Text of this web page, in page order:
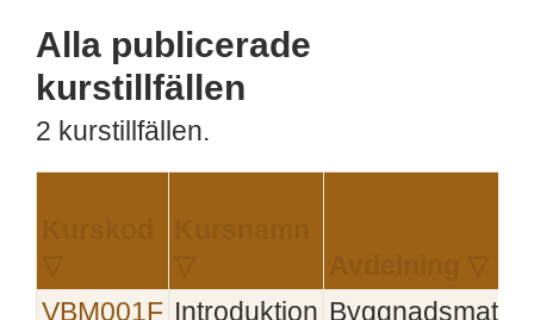
Alla publicerade
kurstillfällen
2 kurstillfällen.
VBM001F Introduktion